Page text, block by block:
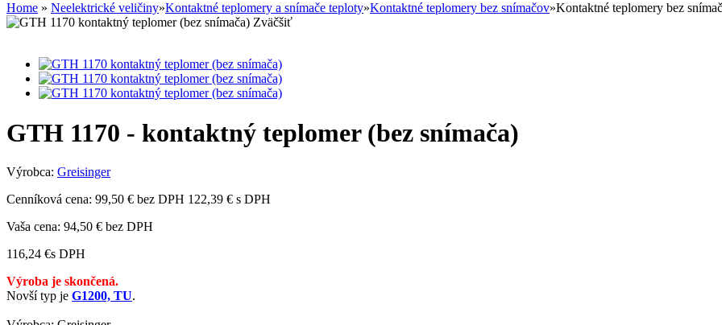
Home » Neelektrické veličiny»Kontaktné teplomery a snímače teploty»Kontaktné teplomery bez snímačov»Kontaktné teplomery bez
Zväčšiť
GTH 1170 - kontaktný teplomer (bez snímača)
Výrobca: Greisinger
Cenníková cena: 99,50 € bez DPH 122,39 € s DPH
Vaša cena: 94,50 € bez DPH
116,24 €s DPH
Výroba je skončená.
Novší typ je G1200, TU.